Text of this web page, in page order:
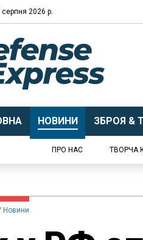
2026 р.
НОВИНИ ЗБРОЯ &
ПРО НАС ТВОРЧА
Новини